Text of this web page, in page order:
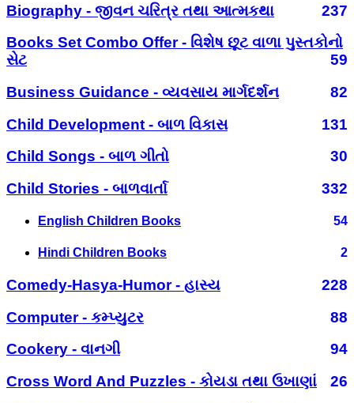
Biography - જીવન ચરિત્ર તથા આત્મકથા
237
Books Set Combo Offer - વિશેષ છૂટ વાળા પુસ્તકોનો
સેટ
59
Business Guidance - વ્યવસાય માર્ગદર્શન
82
Child Development - બાળ વિકાસ
131
Child Songs - બાળ ગીતો
30
Child Stories - બાળવાર્તા
332
English Children Books 54
Hindi Children Books 2
Comedy-Hasya-Humor - હાસ્ય
228
Computer - કમ્પ્યુટર
88
Cookery - વાનગી
94
Cross Word And Puzzles - કોયડા તથા ઉખાણાં
26